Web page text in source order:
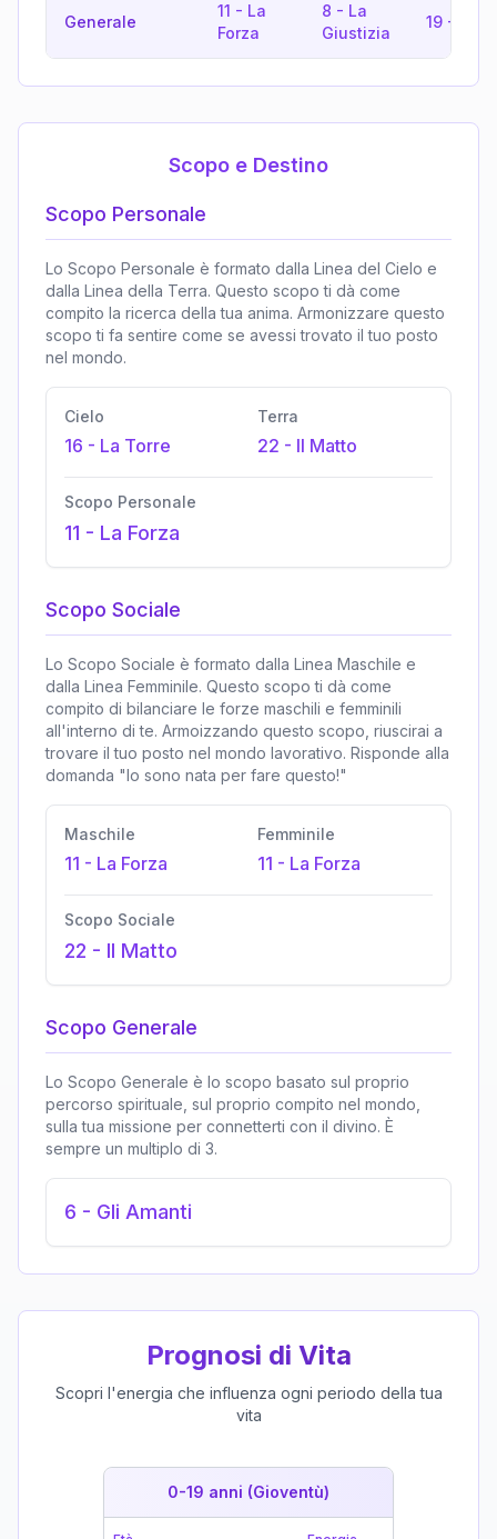
Generale
11 - La
Forza
8 - La
Giustizia
19 -
Scopo e Destino
Scopo Personale
Lo Scopo Personale è formato dalla Linea del Cielo e
dalla Linea della Terra. Questo scopo ti dà come
compito la ricerca della tua anima. Armonizzare questo
scopo ti fa sentire come se avessi trovato il tuo posto
nel mondo.
Cielo
16 - La Torre
Terra
22 - Il Matto
Scopo Personale
11 - La Forza
Scopo Sociale
Lo Scopo Sociale è formato dalla Linea Maschile e
dalla Linea Femminile. Questo scopo ti dà come
compito di bilanciare le forze maschili e femminili
all'interno di te. Armoizzando questo scopo, riuscirai a
trovare il tuo posto nel mondo lavorativo. Risponde alla
domanda "Io sono nata per fare questo!"
Maschile
11 - La Forza
Femminile
11 - La Forza
Scopo Sociale
22 - Il Matto
Scopo Generale
Lo Scopo Generale è lo scopo basato sul proprio
percorso spirituale, sul proprio compito nel mondo,
sulla tua missione per connetterti con il divino. È
sempre un multiplo di 3.
6 - Gli Amanti
Prognosi di Vita
Scopri l'energia che influenza ogni periodo della tua
vita
0-19 anni (Gioventù)